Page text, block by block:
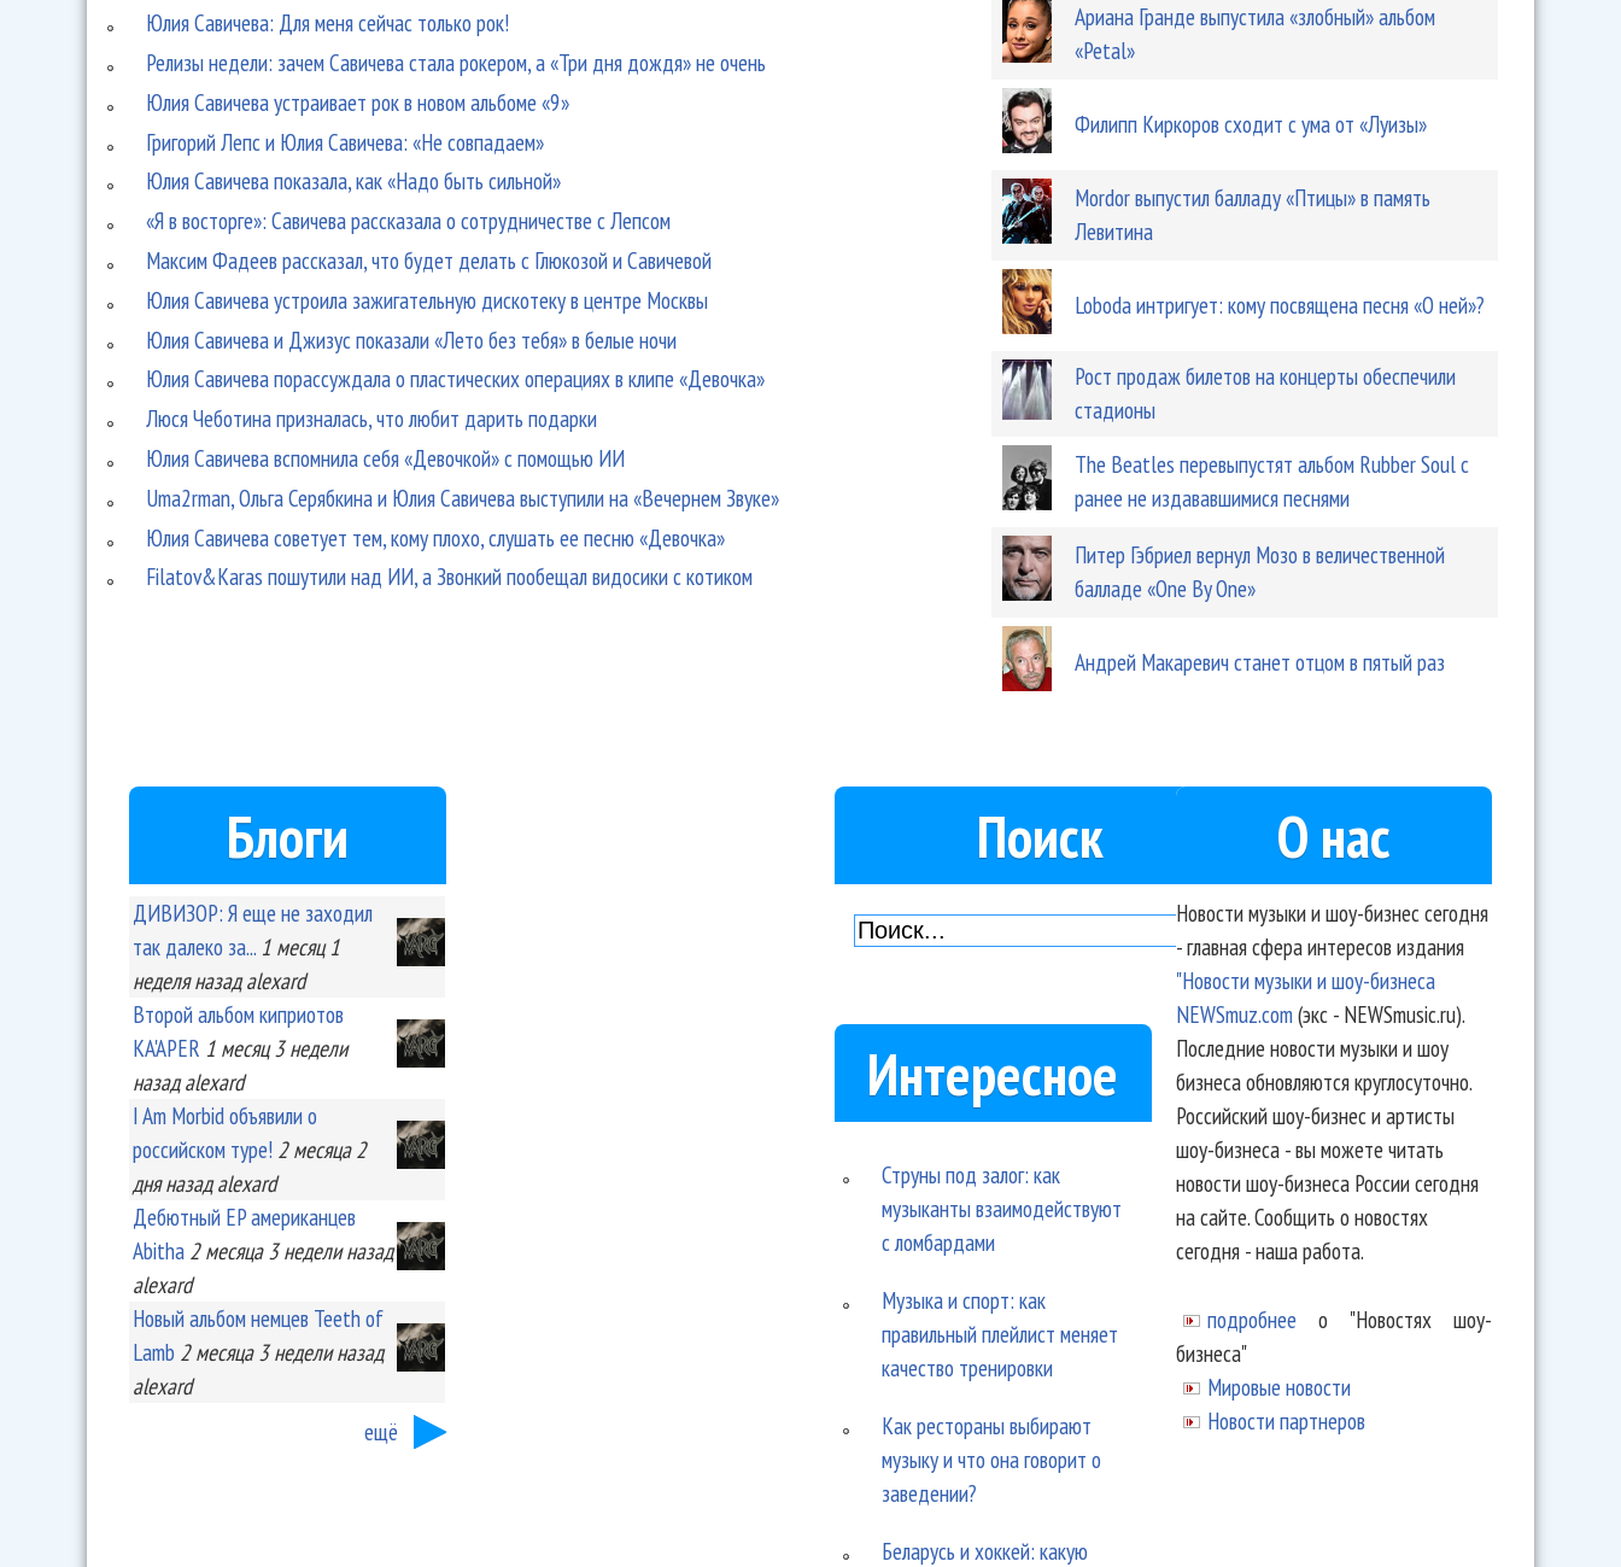
Юлия Савичева: Для меня сейчас только рок!
Релизы недели: зачем Савичева стала рокером, а «Три дня дождя» не очень
Юлия Савичева устраивает рок в новом альбоме «9»
Григорий Лепс и Юлия Савичева: «Не совпадаем»
Юлия Савичева показала, как «Надо быть сильной»
«Я в восторге»: Савичева рассказала о сотрудничестве с Лепсом
Максим Фадеев рассказал, что будет делать с Глюкозой и Савичевой
Юлия Савичева устроила зажигательную дискотеку в центре Москвы
Юлия Савичева и Джизус показали «Лето без тебя» в белые ночи
Юлия Савичева порассуждала о пластических операциях в клипе «Девочка»
Люся Чеботина призналась, что любит дарить подарки
Юлия Савичева вспомнила себя «Девочкой» с помощью ИИ
Uma2rman, Ольга Серябкина и Юлия Савичева выступили на «Вечернем Звуке»
Юлия Савичева советует тем, кому плохо, слушать ее песню «Девочка»
Filatov&Karas пошутили над ИИ, а Звонкий пообещал видосики с котиком
Ариана Гранде выпустила «злобный» альбом
«Petal»
Филипп Киркоров сходит с ума от «Луизы»
Mordor выпустил балладу «Птицы» в память
Левитина
Loboda интригует: кому посвящена песня «О ней»?
Рост продаж билетов на концерты обеспечили
стадионы
The Beatles перевыпустят альбом Rubber Soul с
ранее не издававшимися песнями
Питер Гэбриел вернул Мозо в величественной
балладе «One By One»
Андрей Макаревич станет отцом в пятый раз
Блоги
ДИВИЗОР: Я еще не заходил
так далеко за... 1 месяц 1
неделяназад alexard
Второй альбом киприотов
KA'APER 1 месяц 3 недели
назад alexard
I Am Morbid объявили о
российском туре! 2 месяца 2
дняназад alexard
Дебютный EP американцев
Abitha 2 месяца 3 неделиназад
alexard
Новый альбом немцев Teeth of
Lamb 2 месяца 3 неделиназад
alexard
ещё
Поиск
Интересное
Струны под залог: как
музыканты взаимодействуют
с ломбардами
Музыка и спорт: как
правильный плейлист меняет
качество тренировки
Как рестораны выбирают
музыку и что она говорит о
заведении?
Беларусь и хоккей: какую
О нас
Новости музыки и шоу-бизнес сегодня
- главная сфера интересов издания
"Новости музыки и шоу-бизнеса
NEWSmuz.com(экс - NEWSmusic.ru).
Последние новости музыки и шоу
бизнеса обновляются круглосуточно.
Российский шоу-бизнес и артисты
шоу-бизнеса - вы можете читать
новости шоу-бизнеса России сегодня
на сайте. Сообщить о новостях
сегодня - наша работа.
подробнее о "Новостях шоу-
бизнеса"
Мировые новости
Новости партнеров